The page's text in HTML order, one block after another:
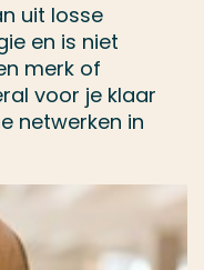
uit losse
en is niet
merk of
voor je klaar
netwerken in